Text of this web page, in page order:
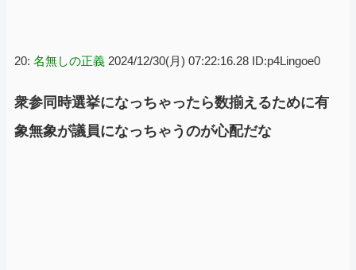
20: 名無しの正義 2024/12/30(月) 07:22:16.28 ID:p4Lingoe0
衆参同時選挙になっちゃったら数揃えるために有
象無象が議員になっちゃうのが心配だな